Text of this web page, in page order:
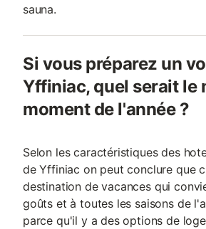
sauna.
Si vous préparez un
Yffiniac, quel serait le
moment de l'année ?
Selon les caractéristiques des
de Yffiniac on peut conclure que
destination de vacances qui
goûts et à toutes les saisons de
parce qu'il y a des options de